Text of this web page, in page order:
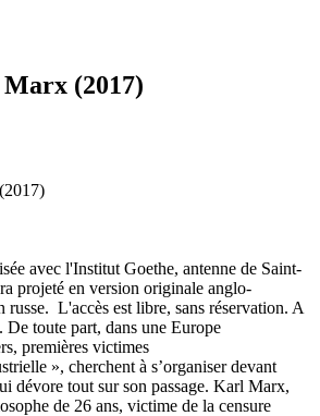
(2017)
avec l'Institut Goethe, antenne de Saint-
projeté en version originale anglo-
russe. L'accès est libre, sans réservation. A
toute part, dans une Europe
premières victimes
», cherchent à s’organiser devant
dévore tout sur son passage. Karl Marx,
de 26 ans, victime de la censure